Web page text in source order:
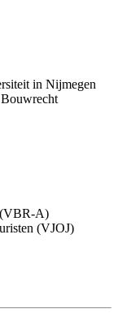
in Nijmegen
(VBR-A)
(VJOJ)